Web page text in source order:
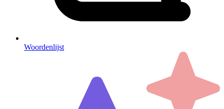
Woordenlijst